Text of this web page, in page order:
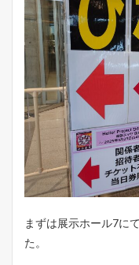
まずは展示ホール7に
た。